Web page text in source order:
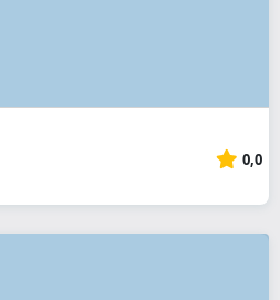
0,0